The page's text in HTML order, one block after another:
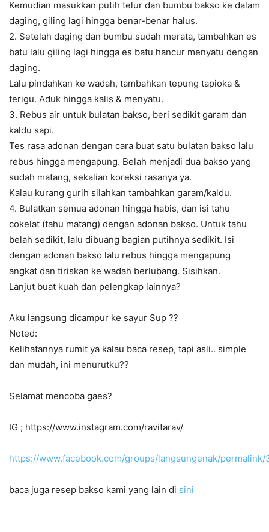
Kemudian masukkan putih telur dan bumbu bakso ke dalam
daging, giling lagi hingga benar-benar halus.
2. Setelah daging dan bumbu sudah merata, tambahkan es
batu lalu giling lagi hingga es batu hancur menyatu dengan
daging.
Lalu pindahkan ke wadah, tambahkan tepung tapioka &
terigu. Aduk hingga kalis & menyatu.
3. Rebus air untuk bulatan bakso, beri sedikit garam dan
kaldu sapi.
Tes rasa adonan dengan cara buat satu bulatan bakso lalu
rebus hingga mengapung. Belah menjadi dua bakso yang
sudah matang, sekalian koreksi rasanya ya.
Kalau kurang gurih silahkan tambahkan garam/kaldu.
4. Bulatkan semua adonan hingga habis, dan isi tahu
cokelat (tahu matang) dengan adonan bakso. Untuk tahu
belah sedikit, lalu dibuang bagian putihnya sedikit. Isi
dengan adonan bakso lalu rebus hingga mengapung
angkat dan tiriskan ke wadah berlubang. Sisihkan.
Lanjut buat kuah dan pelengkap lainnya?
Aku langsung dicampur ke sayur Sup ??
Noted:
Kelihatannya rumit ya kalau baca resep, tapi asli.. simple
dan mudah, ini menurutku??
Selamat mencoba gaes?
IG ; https://www.instagram.com/ravitarav/
https://www.facebook.com/groups/langsungenak/
baca juga resep bakso kami yang lain di sini